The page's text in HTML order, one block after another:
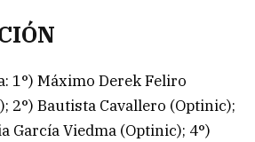
1°) Máximo Derek Feliro
2°) Bautista Cavallero (Optinic);
García Viedma (Optinic); 4°)